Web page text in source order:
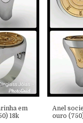
em
18k
Anel
ouro